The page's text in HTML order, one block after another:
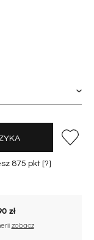
875 pkt [?]
zł
zobacz